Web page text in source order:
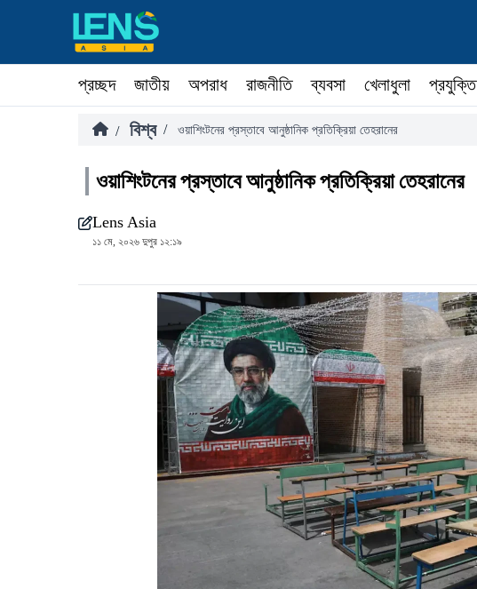
প্রচ্ছদ জাতীয় অপরাধ রাজনীতি ব্যবসা খেলাধুলা প্রযুক্তি
/ বিশ্ব / ওয়াশিংটনের প্রস্তাবে আনুষ্ঠানিক প্রতিক্রিয়া তেহরানের
ওয়াশিংটনের প্রস্তাবে আনুষ্ঠানিক প্রতিক্রিয়া তেহরানের
Lens Asia
১১ মে, ২০২৬ দুপুর ১২:১৯